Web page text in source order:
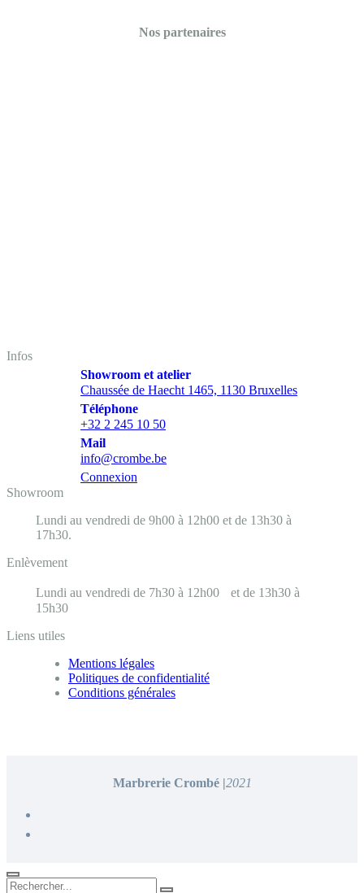
Nos partenaires
Infos
Showroom et atelier
Chaussée de Haecht 1465, 1130 Bruxelles
Téléphone
+32 2 245 10 50
Mail
info@crombe.be
Connexion
Showroom
Lundi au vendredi de 9h00 à 12h00 et de 13h30 à
17h30.
Enlèvement
Lundi au vendredi de 7h30 à 12h00 et de 13h30 à
15h30
Liens utiles
Mentions légales
Politiques de confidentialité
Conditions générales
Marbrerie Crombé |2021
Rechercher...